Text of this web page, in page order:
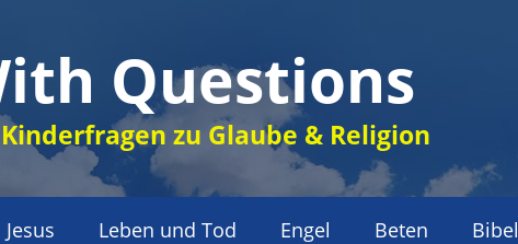
Questions
zu Glaube & Religion
Jesus Leben und Tod Engel Beten Bibel